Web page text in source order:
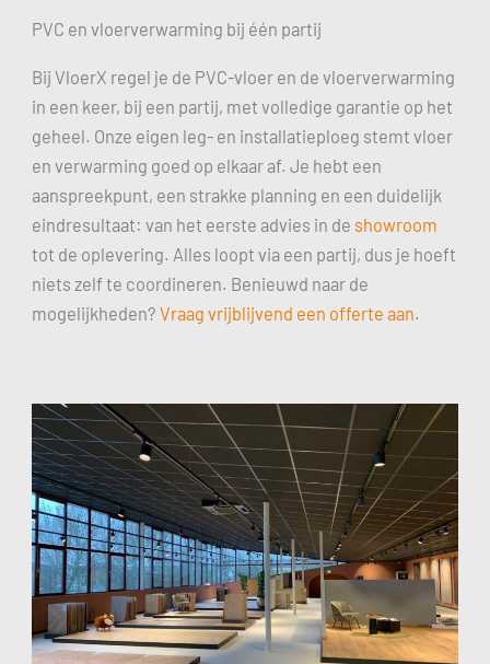
PVC en vloerverwarming bij één partij
Bij VloerX regel je de PVC-vloer en de vloerverwarming
in een keer, bij een partij, met volledige garantie op het
geheel. Onze eigen leg- en installatieploeg stemt vloer
en verwarming goed op elkaar af. Je hebt een
aanspreekpunt, een strakke planning en een duidelijk
eindresultaat: van het eerste advies in de showroom
tot de oplevering. Alles loopt via een partij, dus je hoeft
niets zelf te coordineren. Benieuwd naar de
mogelijkheden? Vraag vrijblijvend een offerte aan.